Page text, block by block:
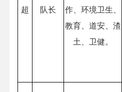
超
队长
作、环境卫生、
教育、道安、渣
土、卫健。